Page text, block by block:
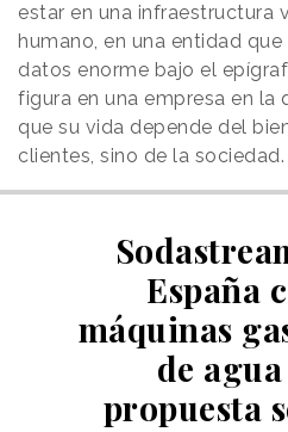
estar en una infraestructura
humano, en una entidad
datos enorme bajo el
figura en una empresa en la
que su vida depende del
clientes, sino de la sociedad.
España
máquinas
de
propuesta